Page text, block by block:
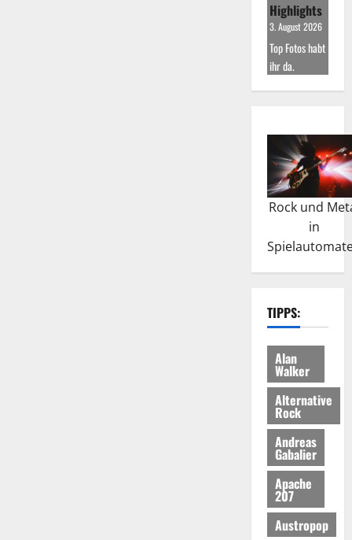
Highlights
3. August 2026
Top Fotos habt
ihr da.
Rock und
in
TIPPS:
Alan
Walker
Alternative
Rock
Andreas
Gabalier
Apache
207
Austropop